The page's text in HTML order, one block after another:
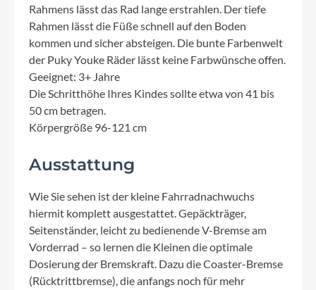
Rahmens lässt das Rad lange erstrahlen. Der tiefe
Rahmen lässt die Füße schnell auf den Boden
kommen und sicher absteigen. Die bunte Farbenwelt
der Puky Youke Räder lässt keine Farbwünsche offen.
Geeignet: 3+ Jahre
Die Schritthöhe Ihres Kindes sollte etwa von 41 bis
50 cm betragen.
Körpergröße 96-121 cm
Ausstattung
Wie Sie sehen ist der kleine Fahrradnachwuchs
hiermit komplett ausgestattet. Gepäckträger,
Seitenständer, leicht zu bedienende V-Bremse am
Vorderrad – so lernen die Kleinen die optimale
Dosierung der Bremskraft. Dazu die Coaster-Bremse
(Rücktrittbremse), die anfangs noch für mehr